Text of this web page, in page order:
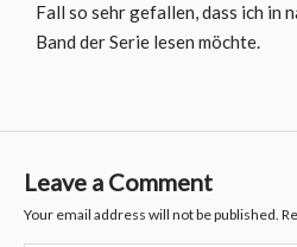
Fall so sehr gefallen, dass ich in
Band der Serie lesen möchte.
Leave a Comment
Your email address will not be published.